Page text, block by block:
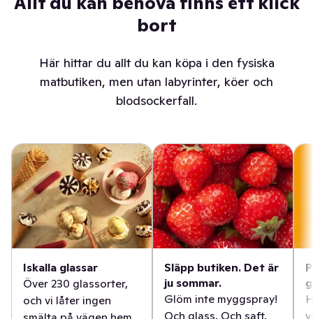
bort
Här hittar du allt du kan köpa i den fysiska
matbutiken, men utan labyrinter, köer och
blodsockerfall.
Iskalla glassar
Över 230 glassorter,
och vi låter ingen
Släpp butiken. Det är
ju sommar.
Glöm inte myggspray!
Och glass. Och saft.